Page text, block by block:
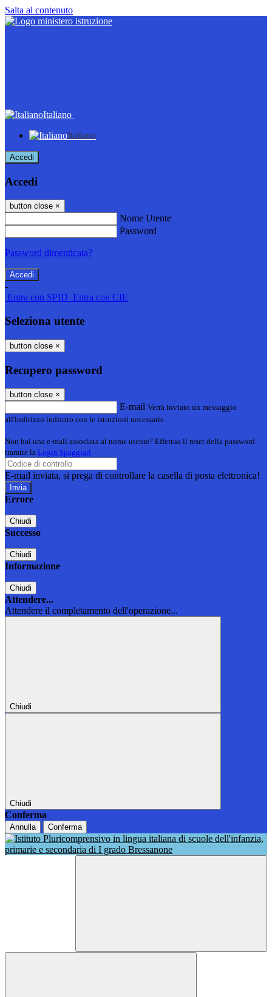
Salta al contenuto
Italiano
Italiano
Accedi
Accedi
button close ×
Nome Utente
Password
Password dimenticata?
-
Entra con SPID Entra con CIE
Seleziona utente
button close ×
Recupero password
button close ×
E-mail Verrà inviato un messaggio
all'indirizzo indicato con le istruzioni necessarie.
Non hai una e-mail associata al nome utente? Effettua il reset della password
tramite la Login Spaggiari
E-mail inviata, si prega di controllare la casella di posta elettronica!
Errore
Chiudi
Successo
Chiudi
Informazione
Chiudi
Attendere...
Attendere il completamento dell'operazione...
Chiudi
Chiudi
Conferma
Annulla Conferma